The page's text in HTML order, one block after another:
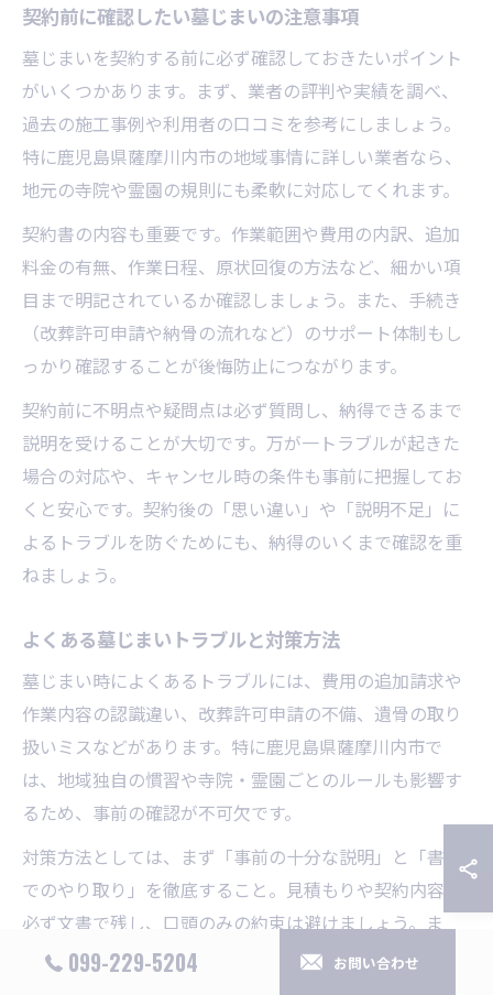
契約前に確認したい墓じまいの注意事項
墓じまいを契約する前に必ず確認しておきたいポイント
がいくつかあります。まず、業者の評判や実績を調べ、
過去の施工事例や利用者の口コミを参考にしましょう。
特に鹿児島県薩摩川内市の地域事情に詳しい業者なら、
地元の寺院や霊園の規則にも柔軟に対応してくれます。
契約書の内容も重要です。作業範囲や費用の内訳、追加
料金の有無、作業日程、原状回復の方法など、細かい項
目まで明記されているか確認しましょう。また、手続き
（改葬許可申請や納骨の流れなど）のサポート体制もし
っかり確認することが後悔防止につながります。
契約前に不明点や疑問点は必ず質問し、納得できるまで
説明を受けることが大切です。万が一トラブルが起きた
場合の対応や、キャンセル時の条件も事前に把握してお
くと安心です。契約後の「思い違い」や「説明不足」に
よるトラブルを防ぐためにも、納得のいくまで確認を重
ねましょう。
よくある墓じまいトラブルと対策方法
墓じまい時によくあるトラブルには、費用の追加請求や
作業内容の認識違い、改葬許可申請の不備、遺骨の取り
扱いミスなどがあります。特に鹿児島県薩摩川内市で
は、地域独自の慣習や寺院・霊園ごとのルールも影響す
るため、事前の確認が不可欠です。
対策方法としては、まず「事前の十分な説明」と「書面
でのやり取り」を徹底すること。見積もりや契約内容は
必ず文書で残し、口頭のみの約束は避けましょう。ま
た、改葬許可申請や補助金申請の際は、必要書類や手続
099-229-5204 お問い合わせ